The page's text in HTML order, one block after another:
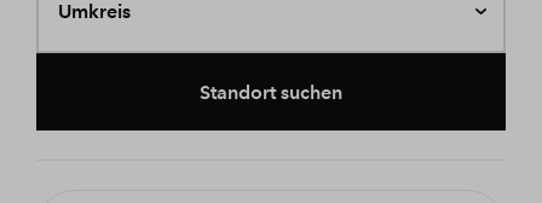
Umkreis
Standort suchen